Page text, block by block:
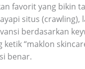
favorit yang bikin
situs (crawling),
berdasarkan
“maklon
benar.